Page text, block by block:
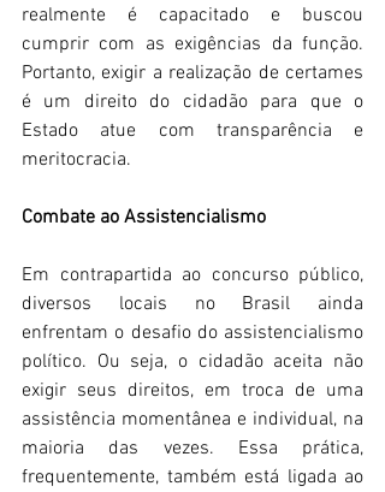
realmente é capacitado e buscou
cumprir com as exigências da função.
Portanto, exigir a realização de certames
é um direito do cidadão para que o
Estado atue com transparência e
meritocracia.
Combate ao Assistencialismo
Em contrapartida ao concurso público,
diversos locais no Brasil ainda
enfrentam o desafio do assistencialismo
político. Ou seja, o cidadão aceita não
exigir seus direitos, em troca de uma
assistência momentânea e individual, na
maioria das vezes. Essa prática,
frequentemente, também está ligada ao